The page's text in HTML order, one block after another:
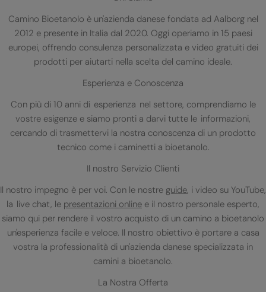
Camino Bioetanolo è un'azienda danese fondata ad Aalborg nel
2012 e presente in Italia dal 2020. Oggi operiamo in 15 paesi
europei, offrendo consulenza personalizzata e video gratuiti dei
prodotti per aiutarti nella scelta del camino ideale.
Esperienza e Conoscenza
Con più di 10 anni di esperienza nel settore, comprendiamo le
vostre esigenze e siamo pronti a darvi tutte le informazioni,
cercando di trasmettervi la nostra conoscenza di un prodotto
tecnico come i caminetti a bioetanolo.
Il nostro Servizio Clienti
Il nostro impegno è per voi. Con le nostre guide, i video su YouTube,
la live chat, le presentazioni online e il nostro personale esperto,
siamo qui per rendere il vostro acquisto di un camino a bioetanolo
un'esperienza facile e veloce. Il nostro obiettivo è portare a casa
vostra la professionalità di un'azienda danese specializzata in
camini a bioetanolo.
La Nostra Offerta